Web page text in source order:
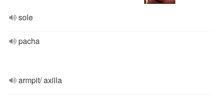
sole
pacha
armpit/ axilla